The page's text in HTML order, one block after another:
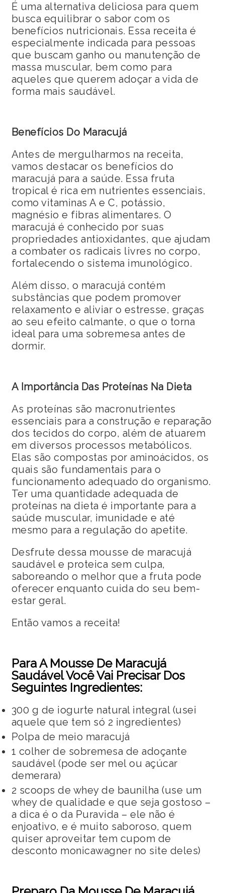
É uma alternativa deliciosa para quem
busca equilibrar o sabor com os
benefícios nutricionais. Essa receita é
especialmente indicada para pessoas
que buscam ganho ou manutenção de
massa muscular, bem como para
aqueles que querem adoçar a vida de
forma mais saudável.
Benefícios Do Maracujá
Antes de mergulharmos na receita,
vamos destacar os benefícios do
maracujá para a saúde. Essa fruta
tropical é rica em nutrientes essenciais,
como vitaminas A e C, potássio,
magnésio e fibras alimentares. O
maracujá é conhecido por suas
propriedades antioxidantes, que ajudam
a combater os radicais livres no corpo,
fortalecendo o sistema imunológico.
Além disso, o maracujá contém
substâncias que podem promover
relaxamento e aliviar o estresse, graças
ao seu efeito calmante, o que o torna
ideal para uma sobremesa antes de
dormir.
A Importância Das Proteínas Na Dieta
As proteínas são macronutrientes
essenciais para a construção e reparação
dos tecidos do corpo, além de atuarem
em diversos processos metabólicos.
Elas são compostas por aminoácidos, os
quais são fundamentais para o
funcionamento adequado do organismo.
Ter uma quantidade adequada de
proteínas na dieta é importante para a
saúde muscular, imunidade e até
mesmo para a regulação do apetite.
Desfrute dessa mousse de maracujá
saudável e proteica sem culpa,
saboreando o melhor que a fruta pode
oferecer enquanto cuida do seu bem-
estar geral.
Então vamos a receita!
Para A Mousse De Maracujá
Saudável Você Vai Precisar Dos
Seguintes Ingredientes:
300 g de iogurte natural integral (usei
aquele que tem só 2 ingredientes)
Polpa de meio maracujá
1 colher de sobremesa de adoçante
saudável (pode ser mel ou açúcar
demerara)
2 scoops de whey de baunilha (use um
whey de qualidade e que seja gostoso –
a dica é o da Puravida – ele não é
enjoativo, e é muito saboroso, quem
quiser aproveitar tem cupom de
desconto monicawagner no site deles)